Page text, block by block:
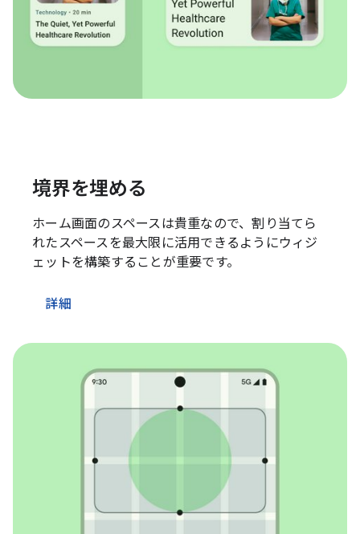
境界を埋める
ホーム画面のスペースは貴重なので、割り当てら
れたスペースを最大限に活用できるようにウィジ
ェットを構築することが重要です。
詳細